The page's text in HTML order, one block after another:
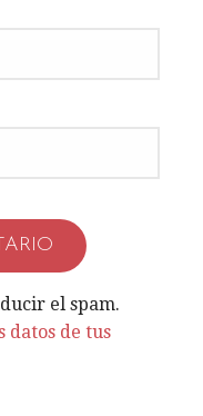
el spam.
datos de tus